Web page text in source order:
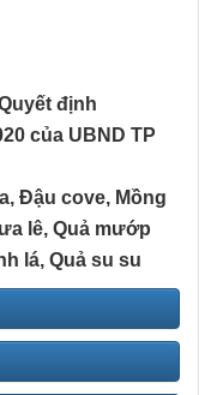
định
của UBND TP
Đậu cove, Mồng
lê, Quả mướp
lá, Quả su su